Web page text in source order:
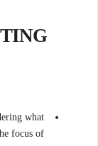
what
focus of